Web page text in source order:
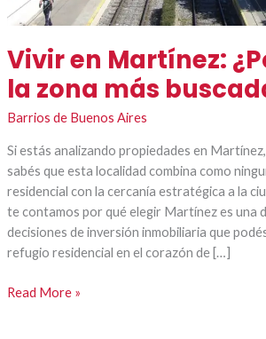
Vivir en Martínez:
la zona más
Barrios de Buenos Aires
Si estás analizando propiedades en
sabés que esta localidad combina como
residencial con la cercanía estratégica a la
te contamos por qué elegir Martínez es una
decisiones de inversión inmobiliaria que
refugio residencial en el corazón de […]
Read More »